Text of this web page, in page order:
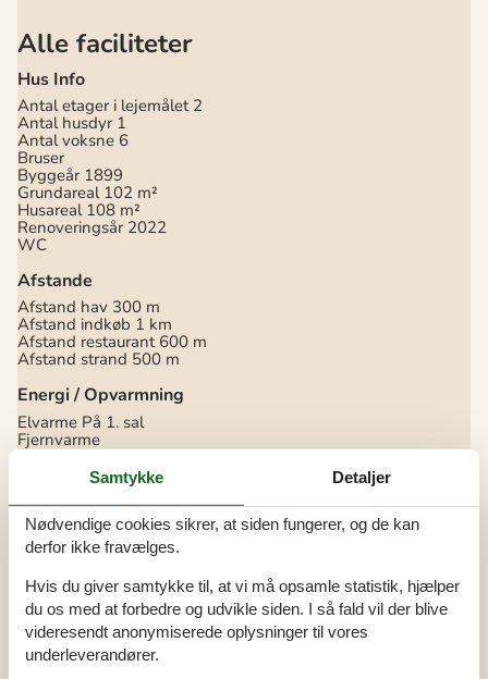
Alle faciliteter
Hus Info
Antal etager i lejemålet 2
Antal husdyr 1
Antal voksne 6
Bruser
Byggeår 1899
Grundareal 102 m²
Husareal 108 m²
Renoveringsår 2022
WC
Afstande
Afstand hav 300 m
Afstand indkøb 1 km
Afstand restaurant 600 m
Afstand strand 500 m
Energi / Opvarmning
Elvarme På 1. sal
Fjernvarme
Hårde hvidevarer
Elkedel
Emhætte
Fryser 41
Gasblus 4
Køleskab 170
Mikroovn
Opvaskemaskine
Ovn
Tørretumbler
Samtykke Detaljer
Nødvendige cookies sikrer, at siden fungerer, og de kan
derfor ikke fravælges.
Hvis du giver samtykke til, at vi må opsamle statistik, hjælper
du os med at forbedre og udvikle siden. I så fald vil der blive
videresendt anonymiserede oplysninger til vores
underleverandører.